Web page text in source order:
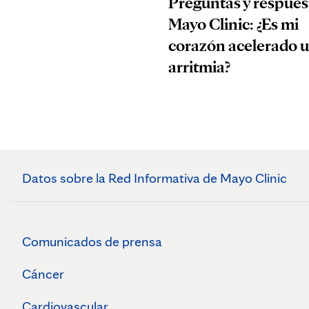
Mayo Clinic: ¿Es mi
corazón acelerado
arritmia?
Datos sobre la Red Informativa de Mayo Clinic
Comunicados de prensa
Cáncer